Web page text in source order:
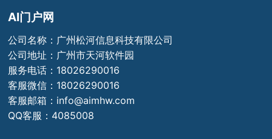
AI门户网
公司名称：广州松河信息科技有限公司
公司地址：广州市天河软件园
服务电话：18026290016
客服微信：18026290016
客服邮箱：info@aimhw.com
QQ客服：4085008